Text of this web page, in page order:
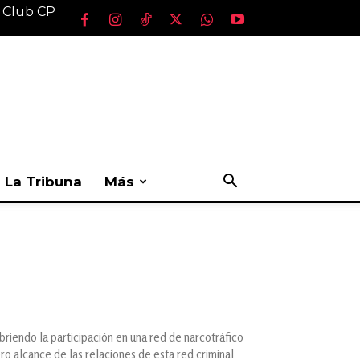
CP
La Tribuna Más
la participación en una red de narcotráfico
alcance de las relaciones de esta red criminal